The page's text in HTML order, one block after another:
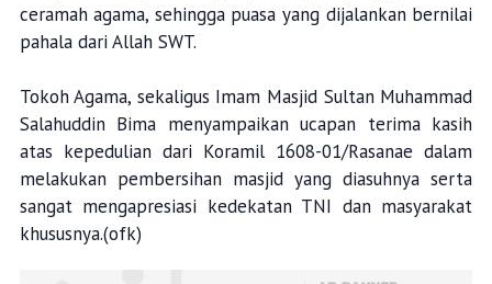
ceramah agama, sehingga puasa yang dijalankan bernilai
pahala dari Allah SWT.
Tokoh Agama, sekaligus Imam Masjid Sultan Muhammad
Salahuddin Bima menyampaikan ucapan terima kasih
atas kepedulian dari Koramil 1608-01/Rasanae dalam
melakukan pembersihan masjid yang diasuhnya serta
sangat mengapresiasi kedekatan TNI dan masyarakat
khususnya.(ofk)